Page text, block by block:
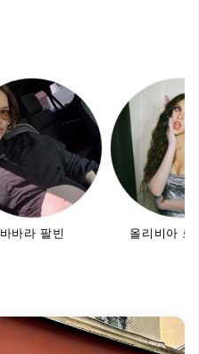
바바라 팔빈 올리비아 로